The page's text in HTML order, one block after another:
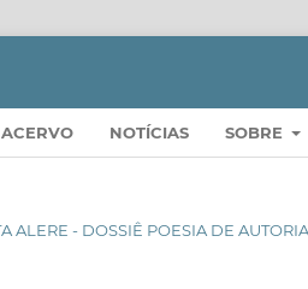
ACERVO NOTÍCIAS SOBRE
ALERE - DOSSIÊ POESIA DE